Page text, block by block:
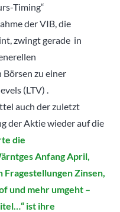
Timing“
der VIB, die
zwingt gerade in
zu einer
(LTV) .
auch der zuletzt
der Aktie wieder auf die
die
Anfang April,
FragestellungenZinsen,
und mehr umgeht –
ist ihre